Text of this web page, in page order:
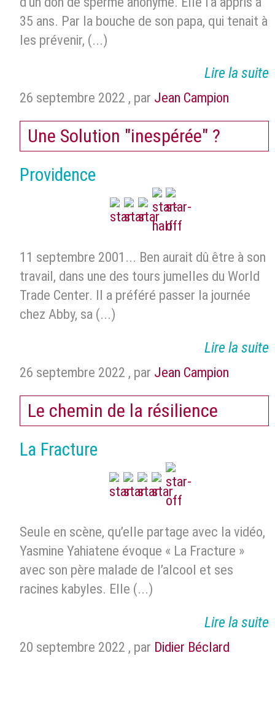
35 ans. Par la bouche de son papa, qui tenait à
les prévenir, (...)
Lire la suite
26 septembre 2022 , par Jean Campion
Une Solution "inespérée" ?
Providence
11 septembre 2001... Ben aurait dû être à son
travail, dans une des tours jumelles du World
Trade Center. Il a préféré passer la journée
chez Abby, sa (...)
Lire la suite
26 septembre 2022 , par Jean Campion
Le chemin de la résilience
La Fracture
Seule en scène, qu’elle partage avec la vidéo,
Yasmine Yahiatene évoque « La Fracture »
avec son père malade de l’alcool et ses
racines kabyles. Elle (...)
Lire la suite
20 septembre 2022 , par Didier Béclard